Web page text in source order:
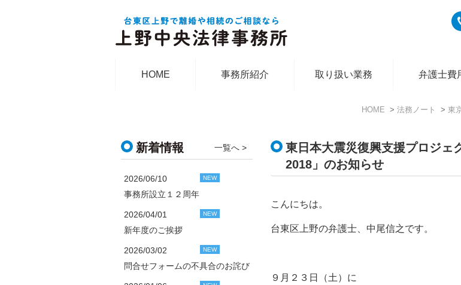
HOME 事務所紹介 取り扱い業務 弁護士費
HOME 法務ノート 東
東日本大震災復興支援プロジェ
2018」のお知らせ
こんにちは。
台東区上野の弁護士、中尾信之です。
９月２３日（土）に
新着情報 一覧へ >
2026/06/10 NEW
事務所設立１２周年
2026/04/01 NEW
新年度のご挨拶
2026/03/02 NEW
問合せフォームの不具合のお詫び